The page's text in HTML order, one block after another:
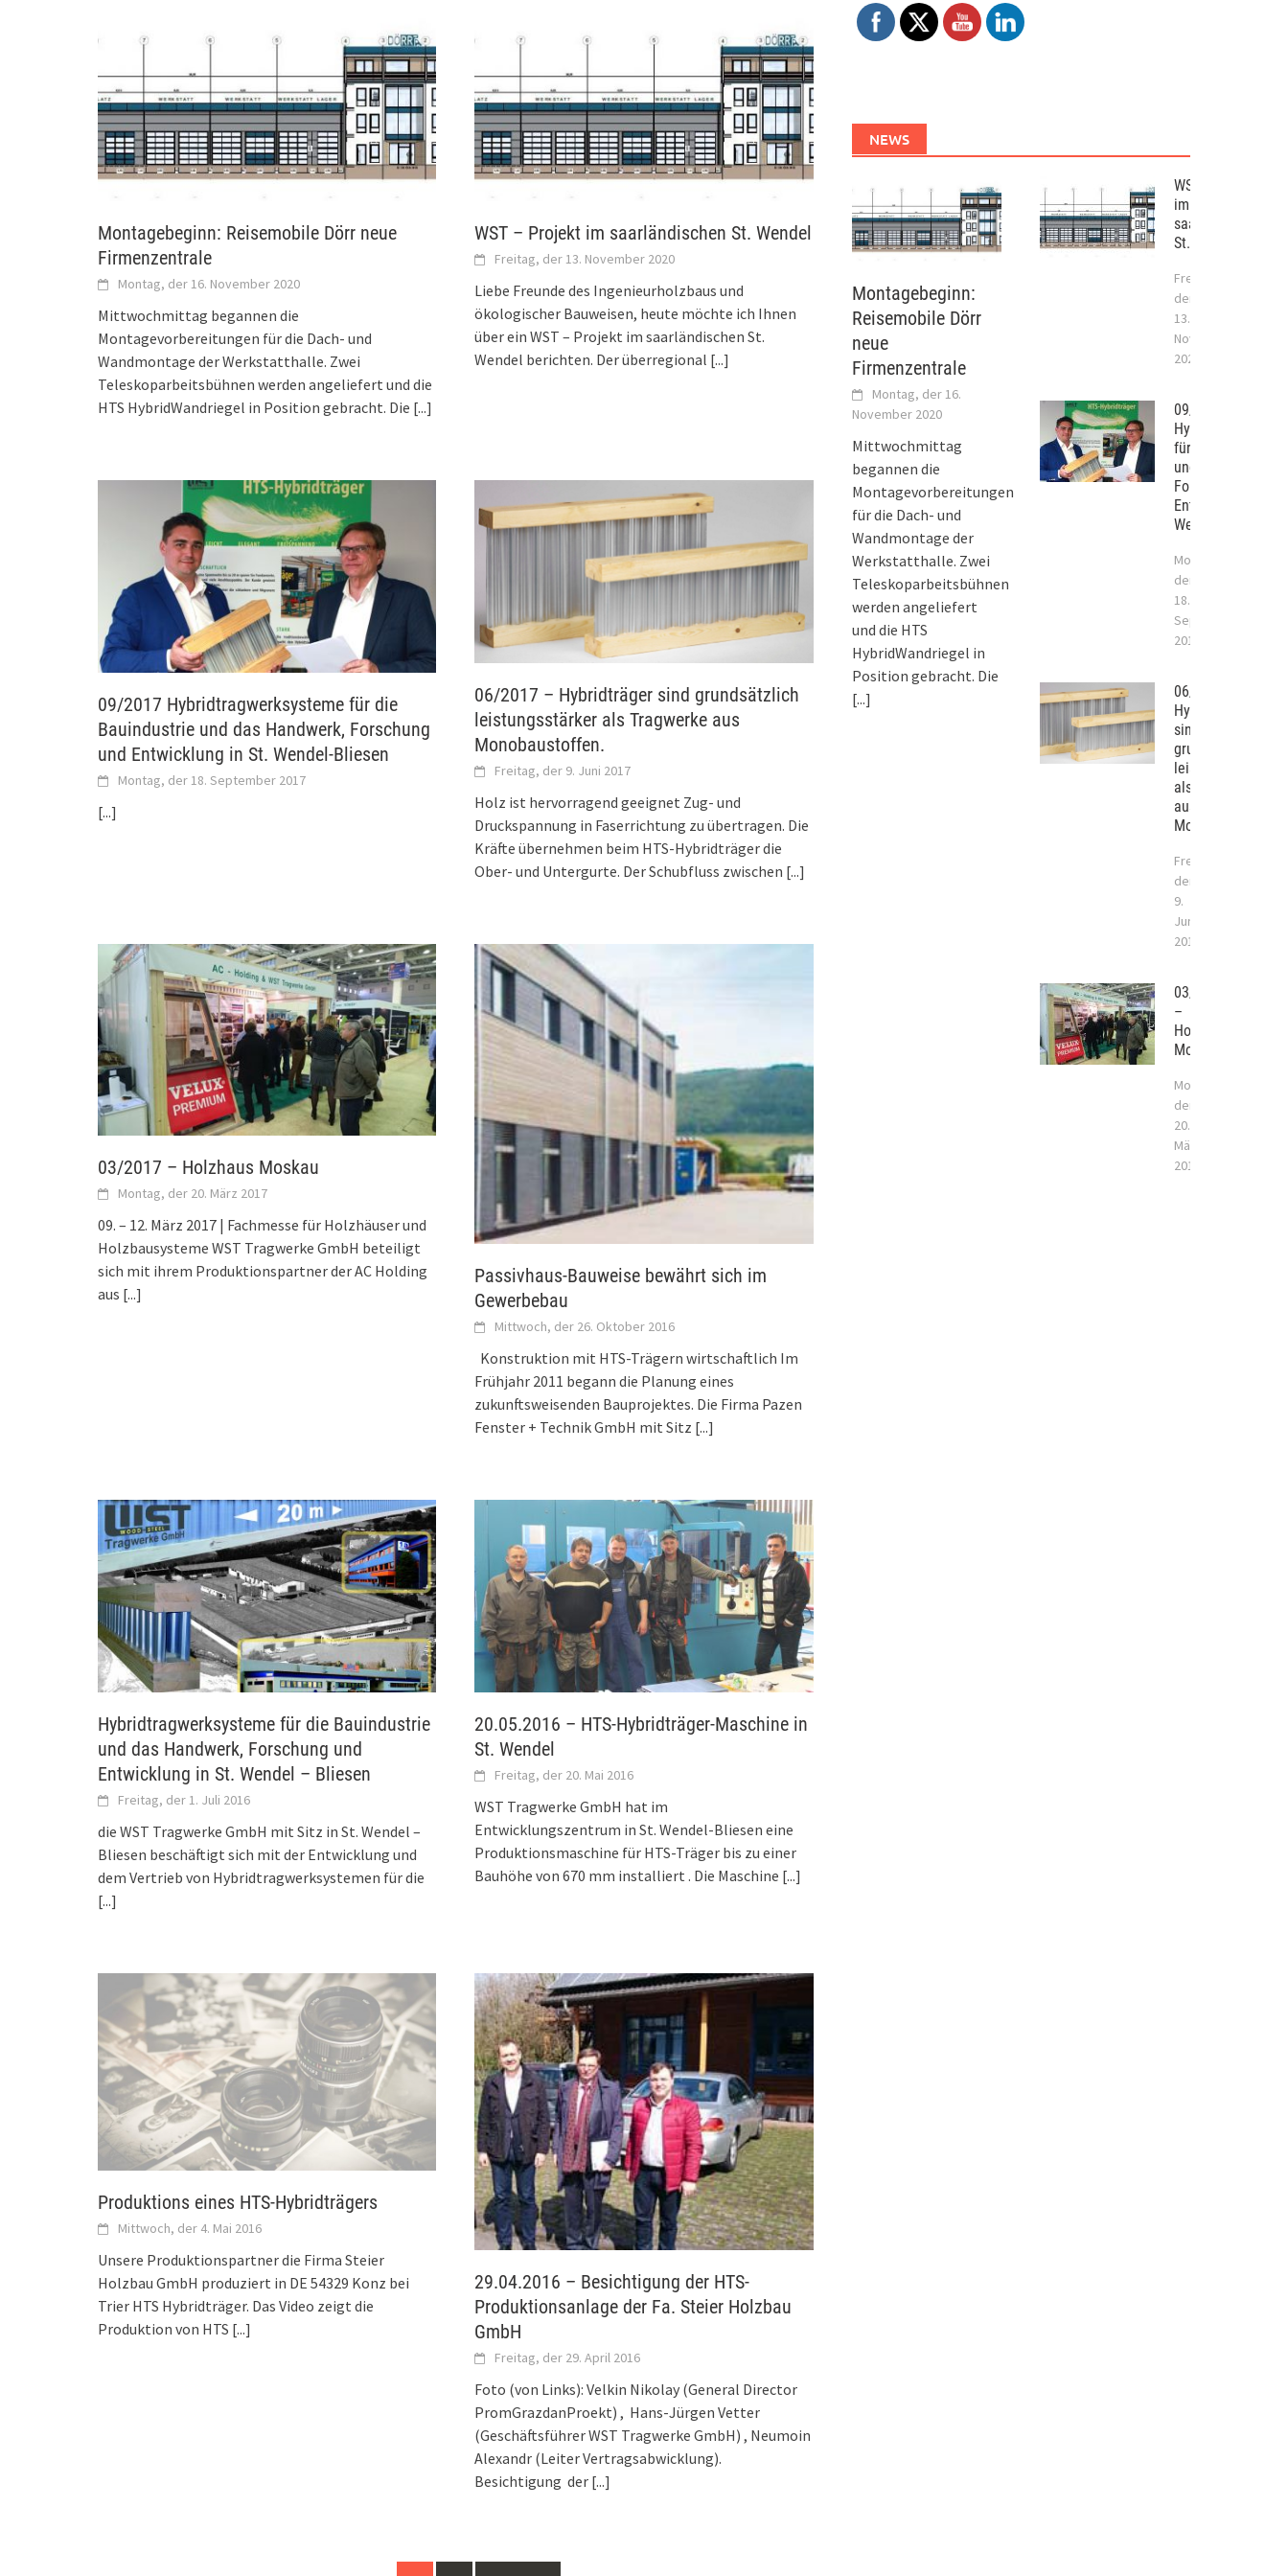
Montagebeginn: Reisemobile Dörr neue
Firmenzentrale
Montag, der 16. November 2020
Mittwochmittag begannen die
Montagevorbereitungen für die Dach- und
Wandmontage der Werkstatthalle. Zwei
Teleskoparbeitsbühnen werden angeliefert und die
HTS HybridWandriegel in Position gebracht. Die [...]
WST – Projekt im saarländischen St. Wendel
Freitag, der 13. November 2020
Liebe Freunde des Ingenieurholzbaus und
ökologischer Bauweisen, heute möchte ich Ihnen
über ein WST – Projekt im saarländischen St.
Wendel berichten. Der überregional [...]
09/2017 Hybridtragwerksysteme für die
Bauindustrie und das Handwerk, Forschung
und Entwicklung in St. Wendel-Bliesen
Montag, der 18. September 2017
[...]
06/2017 – Hybridträger sind grundsätzlich
leistungsstärker als Tragwerke aus
Monobaustoffen.
Freitag, der 9. Juni 2017
Holz ist hervorragend geeignet Zug- und
Druckspannung in Faserrichtung zu übertragen. Die
Kräfte übernehmen beim HTS-Hybridträger die
Ober- und Untergurte. Der Schubfluss zwischen [...]
03/2017 – Holzhaus Moskau
Montag, der 20. März 2017
09. – 12. März 2017 | Fachmesse für Holzhäuser und
Holzbausysteme WST Tragwerke GmbH beteiligt
sich mit ihrem Produktionspartner der AC Holding
aus [...]
Passivhaus-Bauweise bewährt sich im
Gewerbebau
Mittwoch, der 26. Oktober 2016
Konstruktion mit HTS-Trägern wirtschaftlich Im
Frühjahr 2011 begann die Planung eines
zukunftsweisenden Bauprojektes. Die Firma Pazen
Fenster + Technik GmbH mit Sitz [...]
Hybridtragwerksysteme für die Bauindustrie
und das Handwerk, Forschung und
Entwicklung in St. Wendel – Bliesen
Freitag, der 1. Juli 2016
die WST Tragwerke GmbH mit Sitz in St. Wendel –
Bliesen beschäftigt sich mit der Entwicklung und
dem Vertrieb von Hybridtragwerksystemen für die
[...]
20.05.2016 – HTS-Hybridträger-Maschine in
St. Wendel
Freitag, der 20. Mai 2016
WST Tragwerke GmbH hat im
Entwicklungszentrum in St. Wendel-Bliesen eine
Produktionsmaschine für HTS-Träger bis zu einer
Bauhöhe von 670 mm installiert . Die Maschine [...]
Produktions eines HTS-Hybridträgers
Mittwoch, der 4. Mai 2016
Unsere Produktionspartner die Firma Steier
Holzbau GmbH produziert in DE 54329 Konz bei
Trier HTS Hybridträger. Das Video zeigt die
Produktion von HTS [...]
29.04.2016 – Besichtigung der HTS-
Produktionsanlage der Fa. Steier Holzbau
GmbH
Freitag, der 29. April 2016
Foto (von Links): Velkin Nikolay (General Director
PromGrazdanProekt) , Hans-Jürgen Vetter
(Geschäftsführer WST Tragwerke GmbH) , Neumoin
Alexandr (Leiter Vertragsabwicklung).
Besichtigung der [...]
NEWS
Montagebeginn:
Reisemobile Dörr
neue
Firmenzentrale
Montag, der 16.
November 2020
Mittwochmittag
begannen die
Montagevorbereitungen
für die Dach- und
Wandmontage der
Werkstatthalle. Zwei
Teleskoparbeitsbühnen
werden angeliefert
und die HTS
HybridWandriegel in
Position gebracht. Die
[...]
WST – Projekt
im
saarländischen
St. Wendel
Freitag,
der
13.
November
2020
09/2017
für die
und das
Forschung und
Entwicklung in St.
Wendel-Bliesen
Montag,
der
18.
September
2017
06/2017 –
Hybridträger
sind
grundsätzlich
leistungsstärker
als Tragwerke
aus
Monobaustoffen.
Freitag,
der
9.
Juni
2017
03/2017
–
Holzhaus
Moskau
Montag,
der
20.
März
2017